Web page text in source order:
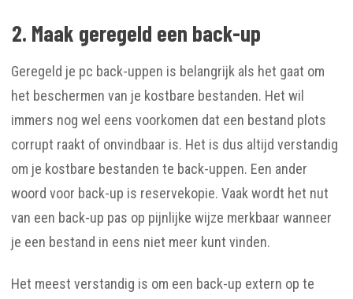
2. Maak geregeld een back-up
Geregeld je pc back-uppen is belangrijk als het gaat om
het beschermen van je kostbare bestanden. Het wil
immers nog wel eens voorkomen dat een bestand plots
corrupt raakt of onvindbaar is. Het is dus altijd verstandig
om je kostbare bestanden te back-uppen. Een ander
woord voor back-up is reservekopie. Vaak wordt het nut
van een back-up pas op pijnlijke wijze merkbaar wanneer
je een bestand in eens niet meer kunt vinden.
Het meest verstandig is om een back-up extern op te